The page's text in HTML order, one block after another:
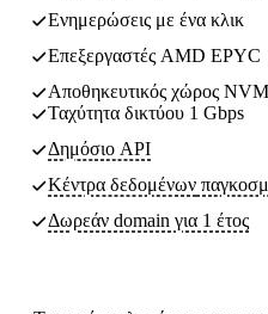
Ενημερώσεις με ένα κλικ
Επεξεργαστές AMD EPYC
Αποθηκευτικός χώρος
Ταχύτητα δικτύου 1 Gbps
Δημόσιο API
Κέντρα δεδομένων
Δωρεάν domain για 1 έτος